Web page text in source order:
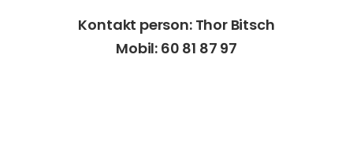
Kontakt person: Thor Bitsch
Mobil: 60 81 87 97